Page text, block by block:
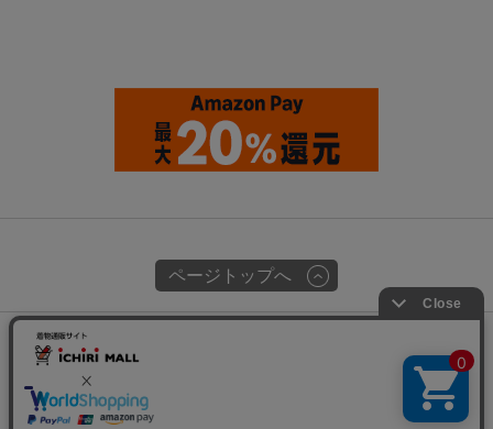
ページトップへ